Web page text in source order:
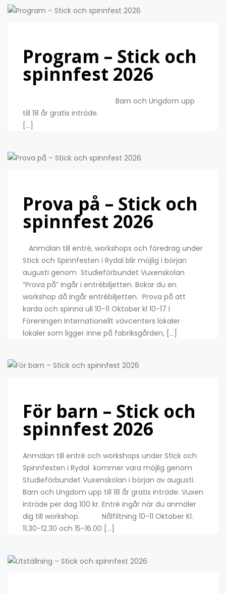
Program – Stick och
spinnfest 2026
Barn och Ungdom upp
till 18 år gratis inträde.
[…]
Prova på – Stick och
spinnfest 2026
Anmälan till entré, workshops och föredrag under
Stick och Spinnfesten i Rydal blir möjlig i början
augusti genom Studieförbundet Vuxenskolan
“Prova på” ingår i entrébiljetten. Bokar du en
workshop då ingår entrébiljetten. Prova på att
karda och spinna ull 10-11 Oktober kl 10-17 I
Föreningen Internationellt vävcenters lokaler
lokaler som ligger inne på fabriksgården, […]
För barn – Stick och
spinnfest 2026
Anmälan till entré och workshops under Stick och
Spinnfesten i Rydal kommer vara möjlig genom
Studieförbundet Vuxenskolan i början av augusti.
Barn och Ungdom upp till 18 år gratis inträde. Vuxen
inträde per dag 100 kr. Entré ingår när du anmäler
dig till workshop. Nålfiltning 10-11 Oktober Kl.
11.30-12.30 och 15-16.00 […]